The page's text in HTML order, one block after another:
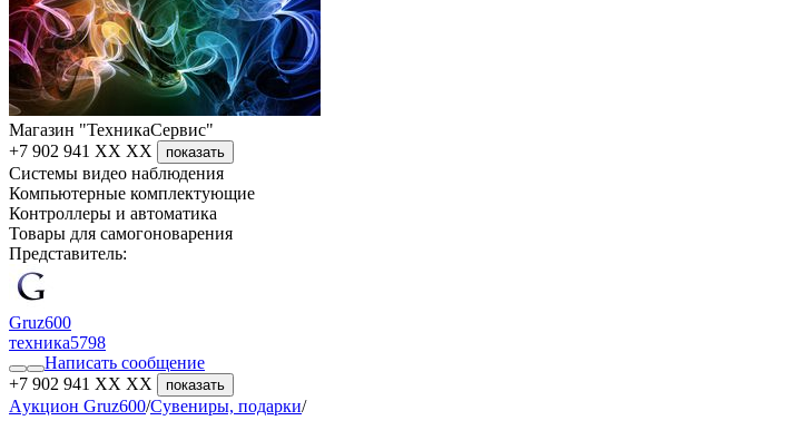
Магазин "ТехникаСервис"
+7 902 941 XX XX
показать
Системы видео наблюдения
Компьютерные комплектующие
Контроллеры и автоматика
Товары для самогоноварения
Представитель:
Gruz600
техника5798
Написать сообщение
+7 902 941 XX XX
показать
Aукцион Gruz600/Сувениры, подарки/